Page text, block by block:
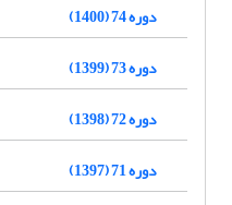
دوره 74 (1400)
دوره 73 (1399)
دوره 72 (1398)
دوره 71 (1397)